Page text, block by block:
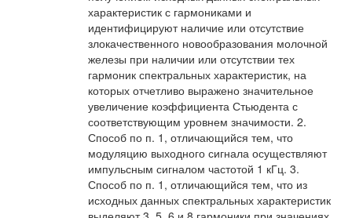
характеристик с гармониками и
идентифицируют наличие или отсутствие
злокачественного новообразования молочной
железы при наличии или отсутствии тех
гармоник спектральных характеристик, на
которых отчетливо выражено значительное
увеличение коэффициента Стьюдента с
соответствующим уровнем значимости. 2.
Способ по п. 1, отличающийся тем, что
модуляцию выходного сигнала осуществляют
импульсным сигналом частотой 1 кГц. 3.
Способ по п. 1, отличающийся тем, что из
исходных данных спектральных характеристик